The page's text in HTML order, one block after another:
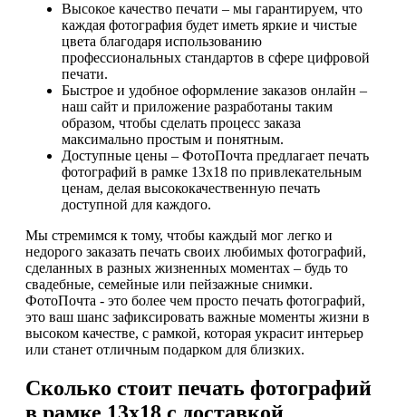
Высокое качество печати – мы гарантируем, что
каждая фотография будет иметь яркие и чистые
цвета благодаря использованию
профессиональных стандартов в сфере цифровой
печати.
Быстрое и удобное оформление заказов онлайн –
наш сайт и приложение разработаны таким
образом, чтобы сделать процесс заказа
максимально простым и понятным.
Доступные цены – ФотоПочта предлагает печать
фотографий в рамке 13х18 по привлекательным
ценам, делая высококачественную печать
доступной для каждого.
Мы стремимся к тому, чтобы каждый мог легко и
недорого заказать печать своих любимых фотографий,
сделанных в разных жизненных моментах – будь то
свадебные, семейные или пейзажные снимки.
ФотоПочта - это более чем просто печать фотографий,
это ваш шанс зафиксировать важные моменты жизни в
высоком качестве, с рамкой, которая украсит интерьер
или станет отличным подарком для близких.
Сколько стоит печать фотографий